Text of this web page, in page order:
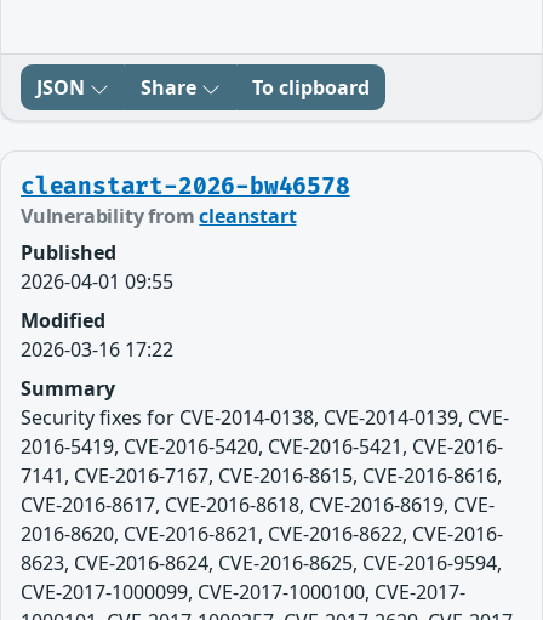
JSON Share To clipboard
cleanstart-2026-bw46578
Vulnerability fromcleanstart
Published
2026-04-01 09:55
Modified
2026-03-16 17:22
Summary
Security fixes for CVE-2014-0138, CVE-2014-0139, CVE-
2016-5419, CVE-2016-5420, CVE-2016-5421, CVE-2016-
7141, CVE-2016-7167, CVE-2016-8615, CVE-2016-8616,
CVE-2016-8617, CVE-2016-8618, CVE-2016-8619, CVE-
2016-8620, CVE-2016-8621, CVE-2016-8622, CVE-2016-
8623, CVE-2016-8624, CVE-2016-8625, CVE-2016-9594,
CVE-2017-1000099, CVE-2017-1000100, CVE-2017-